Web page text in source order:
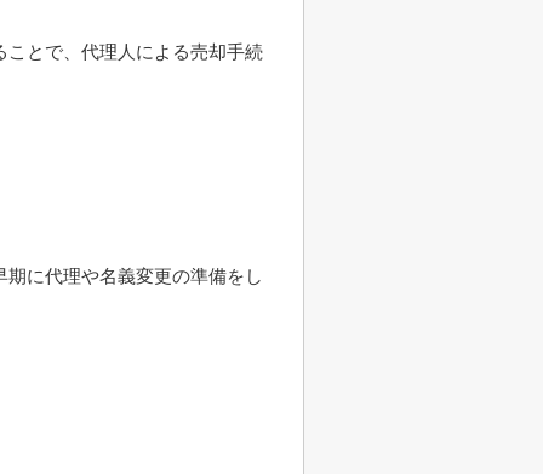
とで、代理人による売却手続
に代理や名義変更の準備をし